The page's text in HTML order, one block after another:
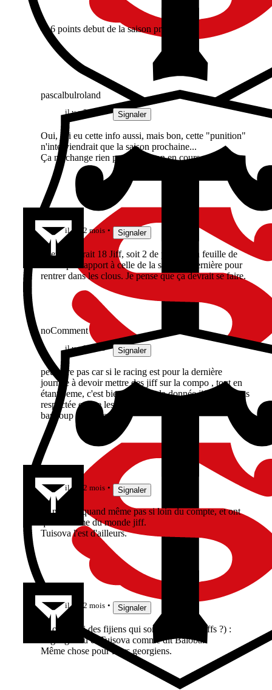
6 points debut de la saison prochaine ?
pascalbulroland
il y a 2 mois Signaler
Oui, j'ai eu cette info aussi, mais bon, cette "punition"
n'interviendrait que la saison prochaine...
Ça ne change rien pour la saison en cours.
il y a 2 mois Signaler
Il leur faudrait 18 Jiff, soit 2 de plus sur la feuille de
match par rapport à celle de la semaine dernière pour
rentrer dans les clous. Je pense que ça devrait se faire.
noComment
il y a 2 mois Signaler
peut-être pas car si le racing est pour la dernière
journée à devoir mettre des jiff sur la compo , tout en
étant 5eme, c'est bien qu'avant la donnée jiff n'était pas
respectée et que les succès se font avec peu de jiffs et
baucoup de fidjiens!
il y a 2 mois Signaler
Ils ne sont quand même pas si loin du compte, et ont
quand même du monde jiff.
Tuisova l'est d'ailleurs.
il y a 2 mois Signaler
Ils ont aussi des fijiens qui sont jiffs (des fijiffs ?) :
Tagitagivalu et Tuisova comme dit Balobal.
Même chose pour leurs georgiens.